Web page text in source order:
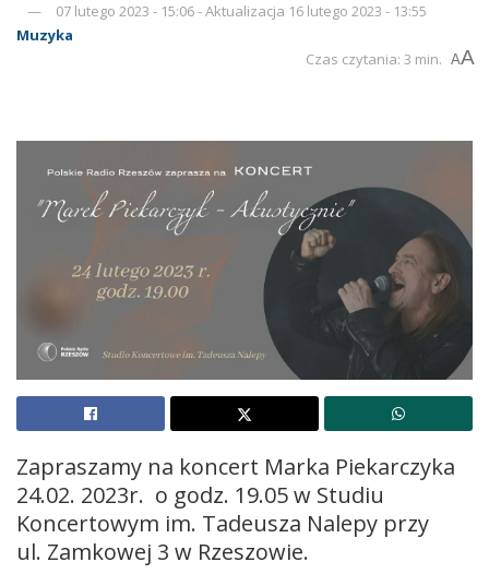
07 lutego 2023 - 15:06 - Aktualizacja 16 lutego 2023 - 13:55
Muzyka
Czas czytania: 3 min. AA
Zapraszamy na koncert Marka Piekarczyka
24.02. 2023r. o godz. 19.05 w Studiu
Koncertowym im. Tadeusza Nalepy przy
ul. Zamkowej 3 w Rzeszowie.